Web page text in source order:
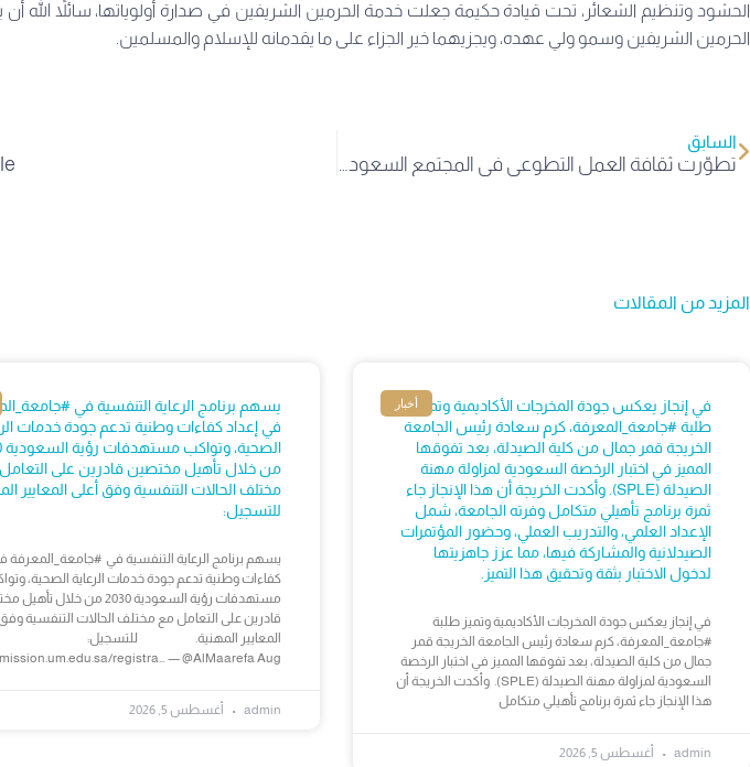
الحشود وتنظيم الشعائر، تحت قيادة حكيمة جعلت خدمة الحرمين الشريفين في صدارة أولوياتها، سائلاً الله
الحرمين الشريفين وسمو ولي عهده، ويجزيهما خير الجزاء على ما يقدمانه للإسلام والمسلمين.
السابق
تطوّرت ثقافة العمل التطوعي في المجتمع السعودي: من مبادرات فردية متفرقة، إلى مشاركة ممنهجة تقوم على التدريب والتأهيل والمسؤولية. وأصبح الحج اليوم منصةً وطنية يعبّر فيها الإنسان عن انتمائه، لا بالشعارات، بل بإتقانه في خدمة ضيوف الرحمن. وفي هذا العام، نفخر بمشاركة طلاب جامعة المعرفة…
المزيد من المقالات
أخبار في إنجاز يعكس جودة المخرجات الأكاديمية وتميز
طلبة #جامعة_المعرفة، كرم سعادة رئيس الجامعة
الخريجة قمر جمال من كلية الصيدلة، بعد تفوقها
المميز في اختبار الرخصة السعودية لمزاولة مهنة
الصيدلة (SPLE). وأكدت الخريجة أن هذا الإنجاز جاء
ثمرة برنامج تأهيلي متكامل وفرته الجامعة، شمل
الإعداد العلمي، والتدريب العملي، وحضور المؤتمرات
الصيدلانية والمشاركة فيها، مما عزز جاهزيتها
لدخول الاختبار بثقة وتحقيق هذا التميز.
في إنجاز يعكس جودة المخرجات الأكاديمية وتميز طلبة
#جامعة_المعرفة، كرم سعادة رئيس الجامعة الخريجة قمر
جمال من كلية الصيدلة، بعد تفوقها المميز في اختبار الرخصة
السعودية لمزاولة مهنة الصيدلة (SPLE). وأكدت الخريجة أن
هذا الإنجاز جاء ثمرة برنامج تأهيلي متكامل
admin أغسطس 5, 2026
يسهم برنامج الرعاية التنفسية في
في إعداد كفاءات وطنية تدعم جودة خدمات
من خلال تأهيل مختصين قادرين على
مختلف الحالات التنفسية وفق أعلى المعايير
للتسجيل:
يسهم برنامج الرعاية التنفسية في #جامعة_المعرفة
كفاءات وطنية تدعم جودة خدمات الرعاية الصحية،
مستهدفات رؤية السعودية 2030 من خلال
قادرين على التعامل مع مختلف الحالات التنفسية
المعايير المهنية. للتسجيل:
registra… — @AlMaarefa Aug
admin أغسطس 5, 2026